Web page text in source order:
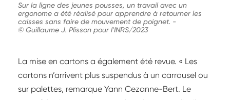
Sur la ligne des jeunes pousses, un travail avec un
ergonome a été réalisé pour apprendre à retourner les
caisses sans faire de mouvement de poignet. -
© Guillaume J. Plisson pour l'INRS/2023
La mise en cartons a également été revue. « Les
cartons n’arrivent plus suspendus à un carrousel ou
sur palettes, remarque Yann Cezanne-Bert. Le